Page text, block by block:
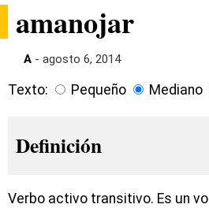
amanojar
A - agosto 6, 2014
Texto: Pequeño Mediano
Definición
Verbo activo transitivo. Es un